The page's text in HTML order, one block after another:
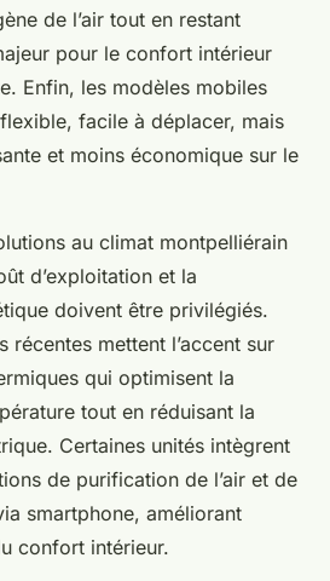
de l’air tout en restant
pour le confort intérieur
Enfin, les modèles mobiles
facile à déplacer, mais
et moins économique sur le
au climat montpelliérain
d’exploitation et la
doivent être privilégiés.
récentes mettent l’accent sur
qui optimisent la
tout en réduisant la
Certaines unités intègrent
de purification de l’air et de
smartphone, améliorant
confort intérieur.